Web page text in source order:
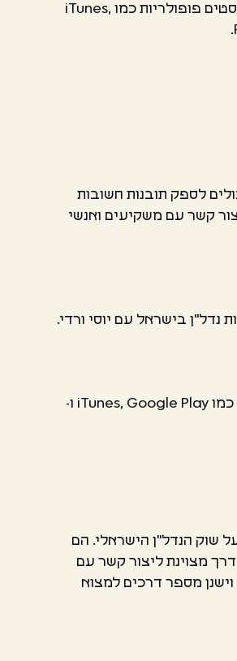
ישנן מספר דרכים למצוא עוד פודקאסטים ישראלים. הדרך הפופולרית ביותר היא לחפש "פודקאסטים ישראלים" בפלטפורמות פודקאסטים פופולריות כמו iTunes,
לספק תובנות חשובות
קשר עם משקיעים ואנשי
נדל"ן בישראל עם יוסי ורדי.
ת: הדרך הפופולרית ביותר למצוא עוד פודקאסטים ישראלים היא לחפש "פודקאסטים ישראלים" בפלטפורמות פודקאסטים פופולריות כמו iTunes, Google Play ו-
שוק הנדל"ן הישראלי. הם
מצוינת ליצור קשר עם
מספר דרכים למצוא